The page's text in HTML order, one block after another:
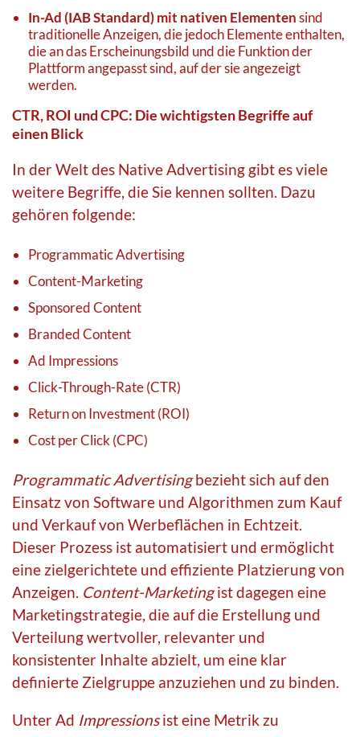
In-Ad (IAB Standard) mit nativen Elementensind
traditionelle Anzeigen, die jedoch Elemente enthalten,
die an das Erscheinungsbild und die Funktion der
Plattform angepasst sind, auf der sie angezeigt
werden.
CTR, ROI und CPC: Die wichtigsten Begriffe auf
einen Blick
In der Welt des Native Advertising gibt es viele
weitere Begriffe, die Sie kennen sollten. Dazu
gehören folgende:
Programmatic Advertising
Content-Marketing
Sponsored Content
Branded Content
Ad Impressions
Click-Through-Rate (CTR)
Return on Investment (ROI)
Cost per Click (CPC)
Programmatic Advertisingbezieht sich auf den
Einsatz von Software und Algorithmen zum Kauf
und Verkauf von Werbeflächen in Echtzeit.
Dieser Prozess ist automatisiert und ermöglicht
eine zielgerichtete und effiziente Platzierung von
Anzeigen. Content-Marketingist dagegen eine
Marketingstrategie, die auf die Erstellung und
Verteilung wertvoller, relevanter und
konsistenter Inhalte abzielt, um eine klar
definierte Zielgruppe anzuziehen und zu binden.
Unter Ad Impressionsist eine Metrik zu